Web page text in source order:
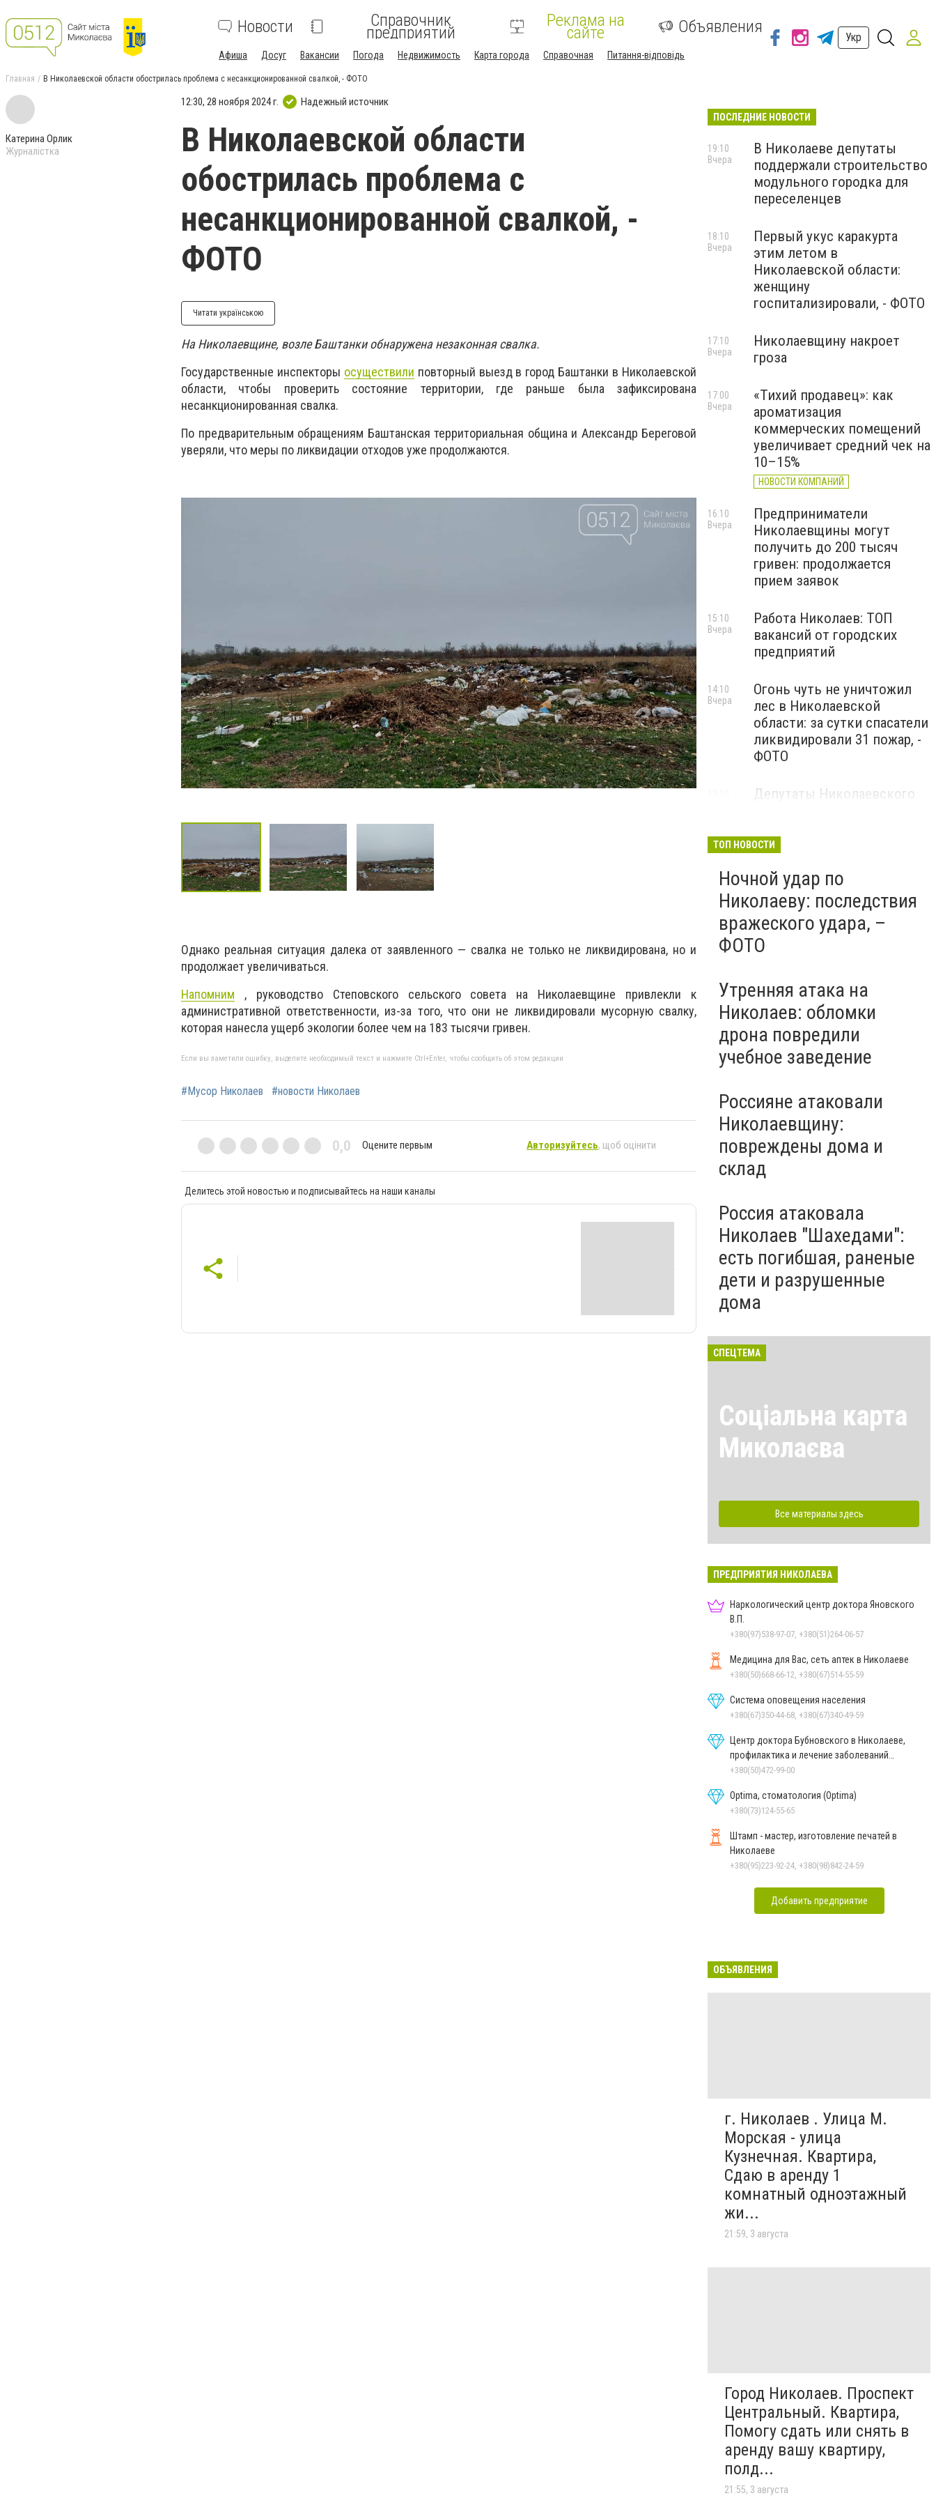
Новости Справочник
предприятий
Реклама на
сайте Объявления
Афиша Досуг Вакансии Погода Недвижимость Карта города Справочная Питання-відповідь
Укр
Главная В Николаевской области обострилась проблема с несанкционированной свалкой, - ФОТО
Катерина Орлик
Журналістка
12:30, 28 ноября 2024 г. Надежный источник
В Николаевской области
обострилась проблема с
несанкционированной свалкой, -
ФОТО
Читати українською
На Николаевщине, возле Баштанки обнаружена незаконная свалка.
Государственные инспекторы осуществили повторный выезд в город Баштанки в Николаевской
области, чтобы проверить состояние территории, где раньше была зафиксирована
несанкционированная свалка.
По предварительным обращениям Баштанская территориальная община и Александр Береговой
уверяли, что меры по ликвидации отходов уже продолжаются.
Однако реальная ситуация далека от заявленного — свалка не только не ликвидирована, но и
продолжает увеличиваться.
Напомним , руководство Степовского сельского совета на Николаевщине привлекли к
административной ответственности, из-за того, что они не ликвидировали мусорную свалку,
которая нанесла ущерб экологии более чем на 183 тысячи гривен.
Если вы заметили ошибку, выделите необходимый текст и нажмите Ctrl+Enter, чтобы сообщить об этом редакции
#Мусор Николаев #новости Николаев
0,0 Оцените первым Авторизуйтесь, щоб оцінити
Делитесь этой новостью и подписывайтесь на наши каналы
ПОСЛЕДНИЕ НОВОСТИ
В Николаеве депутаты
поддержали строительство
модульного городка для
переселенцев
19:10
Вчера
Первый укус каракурта
этим летом в
Николаевской области:
женщину
госпитализировали, - ФОТО
18:10
Вчера
Николаевщину накроет
гроза
17:10
Вчера
«Тихий продавец»: как
ароматизация
коммерческих помещений
увеличивает средний чек на
10–15%
НОВОСТИ КОМПАНИЙ
17:00
Вчера
Предприниматели
Николаевщины могут
получить до 200 тысяч
гривен: продолжается
прием заявок
16:10
Вчера
Работа Николаев: ТОП
вакансий от городских
предприятий
15:10
Вчера
Огонь чуть не уничтожил
лес в Николаевской
области: за сутки спасатели
ликвидировали 31 пожар, -
ФОТО
14:10
Вчера
Депутаты Николаевского
из-за дефицита бюджета
ТОП НОВОСТИ
Ночной удар по
Николаеву: последствия
вражеского удара, –
ФОТО
Утренняя атака на
Николаев: обломки
дрона повредили
учебное заведение
Россияне атаковали
Николаевщину:
повреждены дома и
склад
Россия атаковала
Николаев "Шахедами":
есть погибшая, раненые
дети и разрушенные
дома
СПЕЦТЕМА
Соціальна карта
Миколаєва
Все материалы здесь
ПРЕДПРИЯТИЯ НИКОЛАЕВА
Наркологический центр доктора Яновского
В.П.
+380(97)538-97-07, +380(51)264-06-57
Медицина для Вас, сеть аптек в Николаеве
+380(50)668-66-12, +380(67)514-55-59
Система оповещения населения
+380(67)350-44-68, +380(67)340-49-59
Центр доктора Бубновского в Николаеве,
профилактика и лечение заболеваний
позвоночника и суставов
+380(50)472-99-00
Optima, стоматология (Optima)
+380(73)124-55-65
Штамп - мастер, изготовление печатей в
Николаеве
+380(95)223-92-24, +380(98)842-24-59
Добавить предприятие
ОБЪЯВЛЕНИЯ
г. Николаев . Улица М.
Морская - улица
Кузнечная. Квартира,
Сдаю в аренду 1
комнатный одноэтажный
жи...
21:59, 3 августа
Город Николаев. Проспект
Центральный. Квартира,
Помогу сдать или снять в
аренду вашу квартиру,
полд...
21:55, 3 августа